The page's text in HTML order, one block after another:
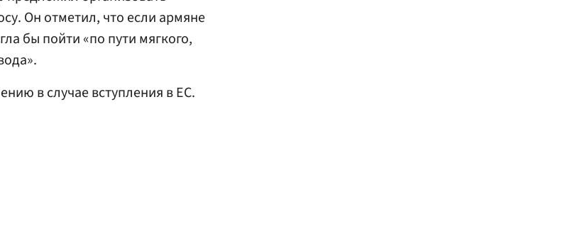
Он отметил, что если армяне
бы пойти «по пути мягкого,
в случае вступления в ЕС.